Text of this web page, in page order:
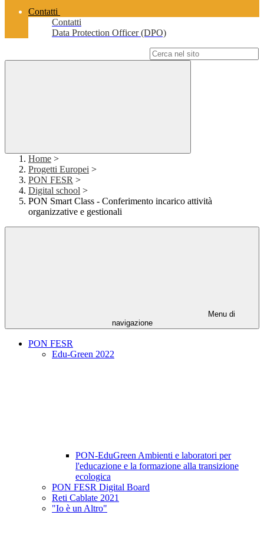
Contatti
Contatti
Data Protection Officer (DPO)
Home >
Progetti Europei >
PON FESR >
Digital school >
PON Smart Class - Conferimento incarico attività
organizzative e gestionali
Menu di
navigazione
PON FESR
Edu-Green 2022
PON-EduGreen Ambienti e laboratori per
l'educazione e la formazione alla transizione
ecologica
PON FESR Digital Board
Reti Cablate 2021
"Io è un Altro"